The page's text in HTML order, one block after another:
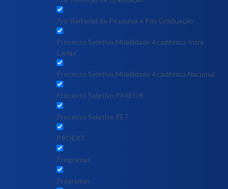
Pró-Reitor(a) de Pesquisa e Pós Graduação
Processo Seletivo Mobilidade Acadêmica Intra
Campi
Processo Seletivo Mobilidade Acadêmica Nacional
Processo Seletivo PARFOR
Processo Seletivo PET
PROEXT
Programas
Programas